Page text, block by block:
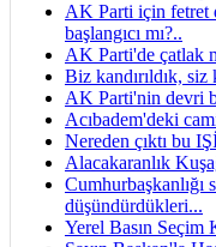
AK Parti için fetret
başlangıcı mı?..
AK Parti'de çatlak
Biz kandırıldık, siz
AK Parti'nin devri
Acıbadem'deki
Nereden çıktı bu
Alacakaranlık
Cumhurbaşkanlığı
düşündürdükleri...
Yerel Basın Seçim